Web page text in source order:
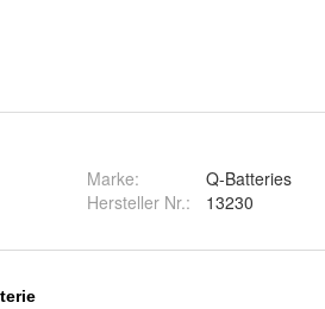
Marke:
Q-Batteries
Hersteller Nr.:
13230